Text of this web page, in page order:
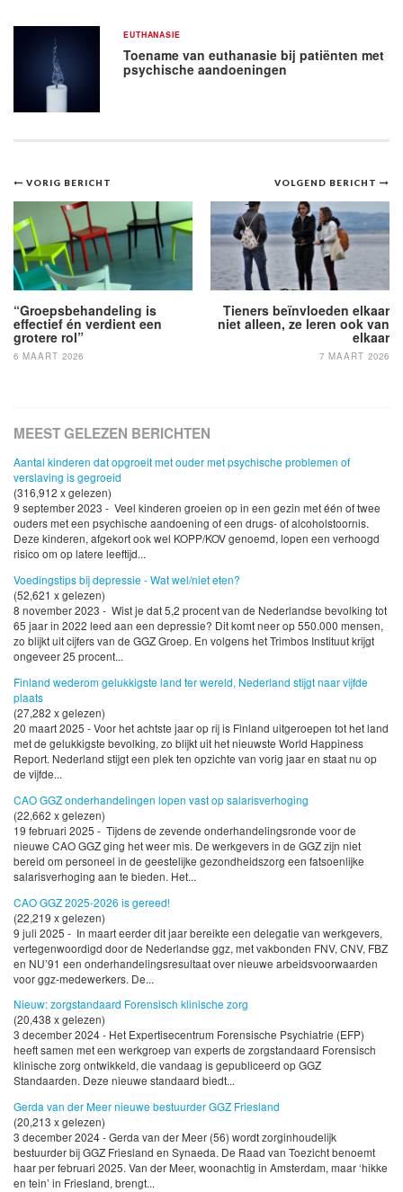
EUTHANASIE
Toename van euthanasie bij patiënten met
psychische aandoeningen
Bericht
navigatie
VOLGEND BERICHT
Tieners beïnvloeden elkaar
niet alleen, ze leren ook van
elkaar
7 MAART 2026
VORIG BERICHT
“Groepsbehandeling is
effectief én verdient een
grotere rol”
6 MAART 2026
MEEST GELEZEN BERICHTEN
Aantal kinderen dat opgroeit met ouder met psychische problemen of
verslaving is gegroeid
(316,912 x gelezen)
9 september 2023 - Veel kinderen groeien op in een gezin met één of twee
ouders met een psychische aandoening of een drugs- of alcoholstoornis.
Deze kinderen, afgekort ook wel KOPP/KOV genoemd, lopen een verhoogd
risico om op latere leeftijd...
Voedingstips bij depressie - Wat wel/niet eten?
(52,621 x gelezen)
8 november 2023 - Wist je dat 5,2 procent van de Nederlandse bevolking tot
65 jaar in 2022 leed aan een depressie? Dit komt neer op 550.000 mensen,
zo blijkt uit cijfers van de GGZ Groep. En volgens het Trimbos Instituut krijgt
ongeveer 25 procent...
Finland wederom gelukkigste land ter wereld, Nederland stijgt naar vijfde
plaats
(27,282 x gelezen)
20 maart 2025 - Voor het achtste jaar op rij is Finland uitgeroepen tot het land
met de gelukkigste bevolking, zo blijkt uit het nieuwste World Happiness
Report. Nederland stijgt een plek ten opzichte van vorig jaar en staat nu op
de vijfde...
CAO GGZ onderhandelingen lopen vast op salarisverhoging
(22,662 x gelezen)
19 februari 2025 - Tijdens de zevende onderhandelingsronde voor de
nieuwe CAO GGZ ging het weer mis. De werkgevers in de GGZ zijn niet
bereid om personeel in de geestelijke gezondheidszorg een fatsoenlijke
salarisverhoging aan te bieden. Het...
CAO GGZ 2025-2026 is gereed!
(22,219 x gelezen)
9 juli 2025 - In maart eerder dit jaar bereikte een delegatie van werkgevers,
vertegenwoordigd door de Nederlandse ggz, met vakbonden FNV, CNV, FBZ
en NU’91 een onderhandelingsresultaat over nieuwe arbeidsvoorwaarden
voor ggz-medewerkers. De...
Nieuw: zorgstandaard Forensisch klinische zorg
(20,438 x gelezen)
3 december 2024 - Het Expertisecentrum Forensische Psychiatrie (EFP)
heeft samen met een werkgroep van experts de zorgstandaard Forensisch
klinische zorg ontwikkeld, die vandaag is gepubliceerd op GGZ
Standaarden. Deze nieuwe standaard biedt...
Gerda van der Meer nieuwe bestuurder GGZ Friesland
(20,213 x gelezen)
3 december 2024 - Gerda van der Meer (56) wordt zorginhoudelijk
bestuurder bij GGZ Friesland en Synaeda. De Raad van Toezicht benoemt
haar per februari 2025. Van der Meer, woonachtig in Amsterdam, maar ‘hikke
en tein’ in Friesland, brengt...